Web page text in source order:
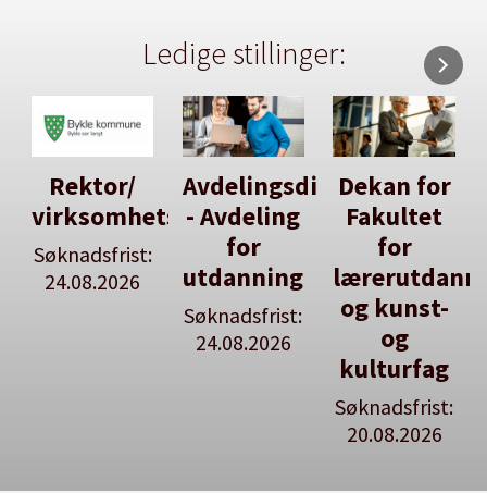
Ledige stillinger:
Avdelingsdirektør
- Avdeling
for
utdanning
Dekan for
Fakultet
for
lærerutdanning
og kunst-
og
Her kan
du utlyse
en ledig
stilling
Se våre
stillingspakker